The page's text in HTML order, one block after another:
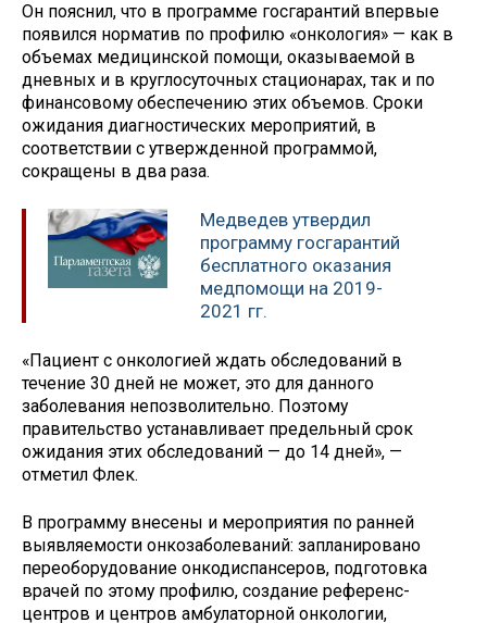
Он пояснил, что в программе госгарантий впервые
появился норматив по профилю «онкология» — как в
объемах медицинской помощи, оказываемой в
дневных и в круглосуточных стационарах, так и по
финансовому обеспечению этих объемов. Сроки
ожидания диагностических мероприятий, в
соответствии с утвержденной программой,
сокращены в два раза.
Медведев утвердил
программу госгарантий
бесплатного оказания
медпомощи на 2019-
2021 гг.
«Пациент с онкологией ждать обследований в
течение 30 дней не может, это для данного
заболевания непозволительно. Поэтому
правительство устанавливает предельный срок
ожидания этих обследований — до 14 дней», —
отметил Флек.
В программу внесены и мероприятия по ранней
выявляемости онкозаболеваний: запланировано
переоборудование онкодиспансеров, подготовка
врачей по этому профилю, создание референс-
центров и центров амбулаторной онкологии,